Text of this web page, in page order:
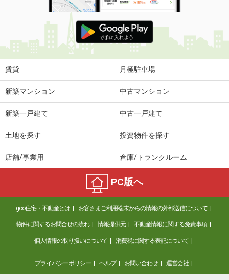
賃貸 月極駐車場
新築マンション 中古マンション
新築一戸建て 中古一戸建て
土地を探す 投資物件を探す
店舗/事業用 倉庫/トランクルーム
PC版へ
goo住宅・不動産とは お客さまご利用端末からの情報の外部送信について
物件に関するお問合せの流れ 情報提供元 不動産情報に関する免責事項
個人情報の取り扱いについて 消費税に関する表記について
プライバシーポリシー ヘルプ お問い合わせ 運営会社